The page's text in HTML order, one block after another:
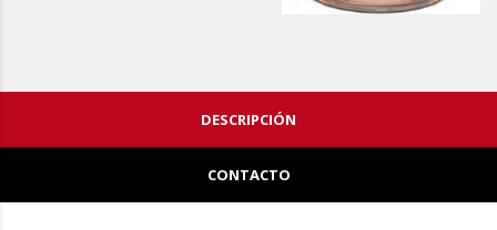
DESCRIPCIÓN
CONTACTO